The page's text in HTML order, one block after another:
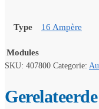
Type 16 Ampère
Modules
SKU: 407800 Categorie: